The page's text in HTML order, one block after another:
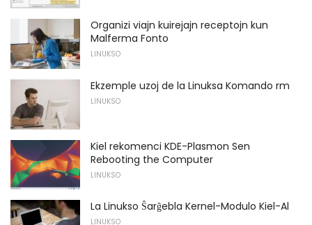
Organizi viajn kuirejajn receptojn kun
Malferma Fonto
LINUKSO
Ekzemple uzoj de la Linuksa Komando rm
LINUKSO
Kiel rekomenci KDE-Plasmon Sen
Rebooting the Computer
LINUKSO
La Linukso Ŝarĝebla Kernel-Modulo Kiel-Al
LINUKSO